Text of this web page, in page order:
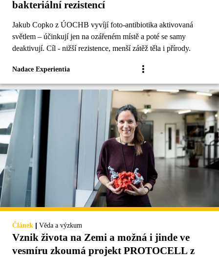
bakteriální rezistencí
Jakub Copko z ÚOCHB vyvíjí foto-antibiotika aktivovaná
světlem – účinkují jen na ozářeném místě a poté se samy
deaktivují. Cíl - nižší rezistence, menší zátěž těla i přírody.
Nadace Experientia
Článek | Věda a výzkum
Vznik života na Zemi a možná i jinde ve
vesmíru zkoumá projekt PROTOCELL z